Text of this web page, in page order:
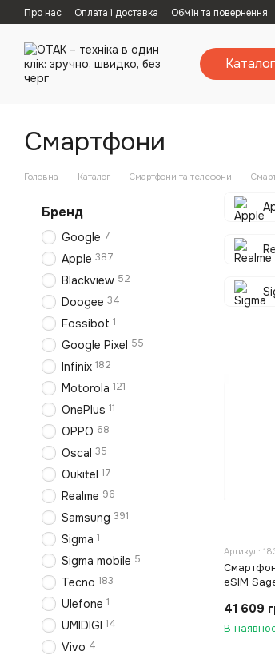
Перейти к основному контенту
Про нас Оплата і доставка Обмін та повернення
Каталог
Смартфони
Головна Каталог Смартфони та телефони
Артикул:
eSIM
41 609
В
Бренд
Google 7
Apple 387
Blackview 52
Doogee 34
Fossibot 1
Google Pixel 55
Infinix 182
Motorola 121
OnePlus 11
OPPO 68
Oscal 35
Oukitel 17
Realme 96
Samsung 391
Sigma 1
Sigma mobile 5
Tecno 183
Ulefone 1
UMIDIGI 14
Vivo 4